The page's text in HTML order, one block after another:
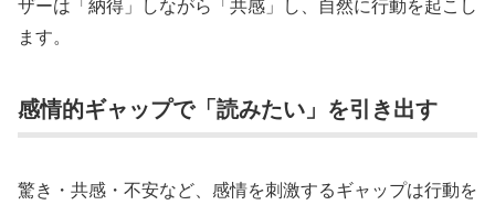
ます。
感情的ギャップで「読みたい」を引き出す
驚き・共感・不安など、感情を刺激するギャップは行動を